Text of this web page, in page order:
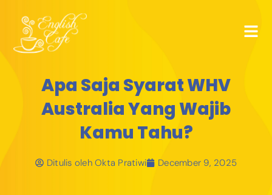
Apa Saja Syarat WHV
Australia Yang Wajib
Kamu Tahu?
Ditulis olehOkta Pratiwi December 9, 2025